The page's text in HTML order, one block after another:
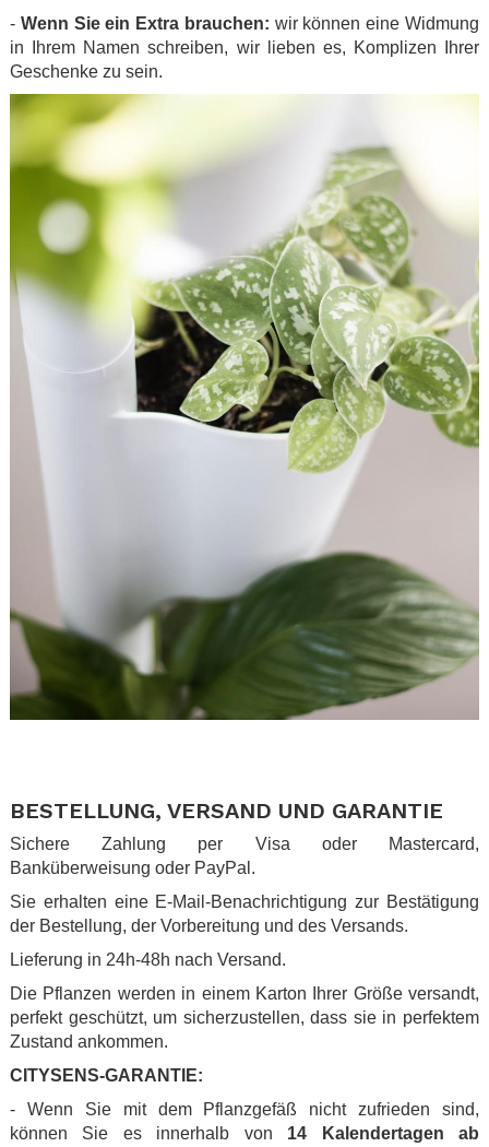
- Wenn Sie ein Extra brauchen: wir können eine Widmung
in Ihrem Namen schreiben, wir lieben es, Komplizen Ihrer
Geschenke zu sein.
BESTELLUNG, VERSAND UND GARANTIE
Sichere Zahlung per Visa oder Mastercard,
Banküberweisung oder PayPal.
Sie erhalten eine E-Mail-Benachrichtigung zur Bestätigung
der Bestellung, der Vorbereitung und des Versands.
Lieferung in 24h-48h nach Versand.
Die Pflanzen werden in einem Karton Ihrer Größe versandt,
perfekt geschützt, um sicherzustellen, dass sie in perfektem
Zustand ankommen.
CITYSENS-GARANTIE:
- Wenn Sie mit dem Pflanzgefäß nicht zufrieden sind,
können Sie es innerhalb von 14 Kalendertagen ab